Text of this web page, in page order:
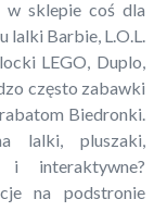
w sklepie coś dla
lalki Barbie, L.O.L.
LEGO, Duplo,
często zabawki
Biedronki.
lalki, pluszaki,
i interaktywne?
na podstronie